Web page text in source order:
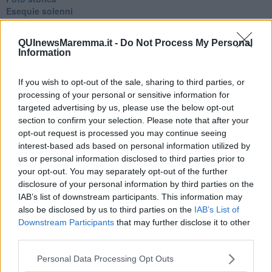
QUInewsMaremma.it - Do Not Process My Personal
Information
If you wish to opt-out of the sale, sharing to third parties, or
processing of your personal or sensitive information for
targeted advertising by us, please use the below opt-out
section to confirm your selection. Please note that after your
opt-out request is processed you may continue seeing
interest-based ads based on personal information utilized by
us or personal information disclosed to third parties prior to
your opt-out. You may separately opt-out of the further
disclosure of your personal information by third parties on the
IAB’s list of downstream participants. This information may
also be disclosed by us to third parties on the IAB’s List of
Downstream Participants that may further disclose it to other
Personal Data Processing Opt Outs
Esequie solenni
Nostalgia del sangue blu
Non avere e non essere
Armiamoci e... avviatevi
Schizzi di fango
Sor-riso amaro
Fine anno al ristorante
La festa di Capodanno
Natale 2024
Re e regnanti
A noi interessa il dito non la luna
Come rubare allo stato e vivere felici
Una performance
Il compagno
​Io (allo specchio)
Tramonto
Passato, presente, futuro
La virtù del non fare
Il giorno dei saldi
L'ultimo post